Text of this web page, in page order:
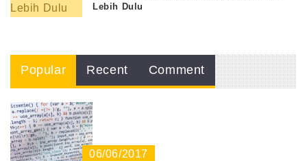
Lebih Dulu
Popular Recent Comment
06/06/2017